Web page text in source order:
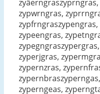
zypwrngras,
zypeengras,
zyperjgras,
zypernzras,
zyperngeas,